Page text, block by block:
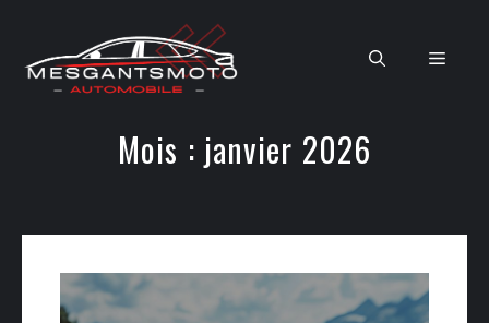
contenu
Menu
Mois : janvier 2026